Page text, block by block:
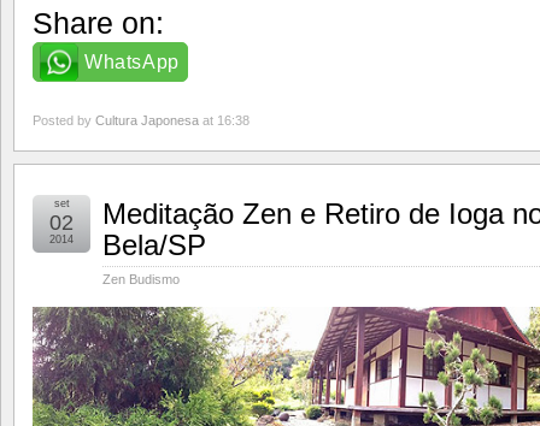
Share on:
WhatsApp
Posted by Cultura Japonesa at 16:38
Meditação Zen e Retiro de Ioga
Bela/SP
Zen Budismo
set
02
2014